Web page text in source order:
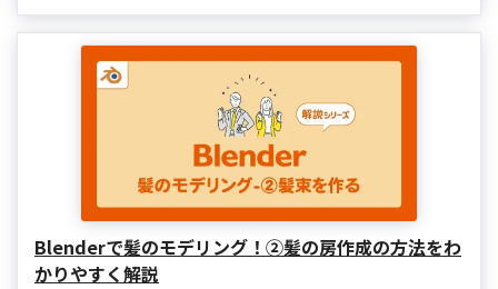
Blenderで髪のモデリング！②髪の房作成の方法をわ
かりやすく解説